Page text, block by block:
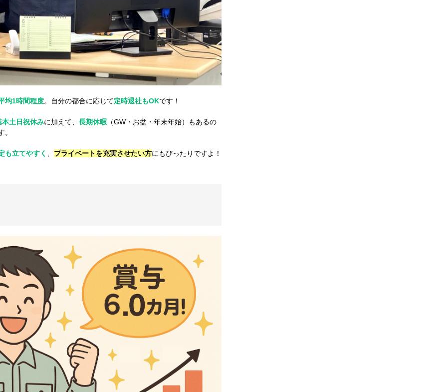
均1時間程度。自分の都合に応じて定時退社もOKです！
本土日祝休みに加えて、 長期休暇 （GW・お盆・年末年始）もあるの
も立てやすく プライベートを充実させたい方にもぴったりですよ！